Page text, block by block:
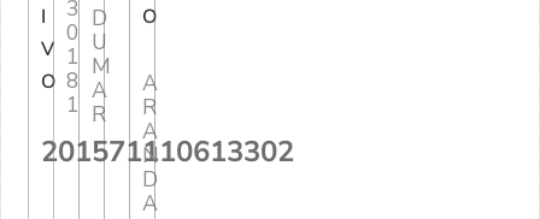
I
V
O
201571110613302
3
0
1
8
1
D
U
M
A
R
O
A
R
A
N
D
A